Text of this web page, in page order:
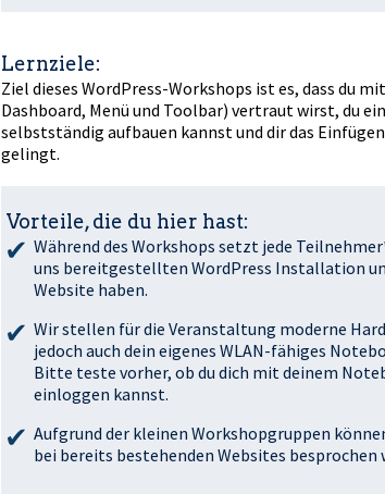
Lernziele:
Ziel dieses WordPress-Workshops ist es, dass du
Dashboard, Menü und Toolbar) vertraut wirst, du
selbstständig aufbauen kannst und dir das
gelingt.
Vorteile, die du hier hast:
Während des Workshops setzt jede
uns bereitgestellten WordPress Installation
Website haben.
Wir stellen für die Veranstaltung moderne
jedoch auch dein eigenes WLAN-fähiges
Bitte teste vorher, ob du dich mit deinem
einloggen kannst.
Aufgrund der kleinen Workshopgruppen
bei bereits bestehenden Websites besprochen